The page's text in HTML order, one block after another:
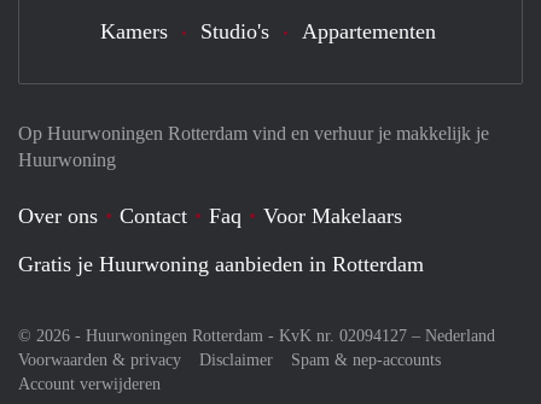
Op Huurwoningen Rotterdam vind en verhuur je makkelijk je
Huurwoning
Over ons Contact Faq
Voor Makelaars
Gratis je Huurwoning aanbieden in Rotterdam
© 2026 - Huurwoningen Rotterdam - KvK nr. 02094127 – Nederland
Voorwaarden & privacy
Disclaimer
Spam & nep-accounts
Account verwijderen
Kamers Studio's Appartementen